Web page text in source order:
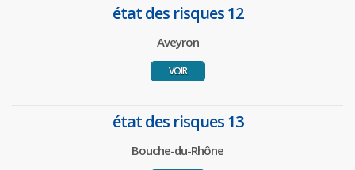
état des risques 12
Aveyron
VOIR
état des risques 13
Bouche-du-Rhône